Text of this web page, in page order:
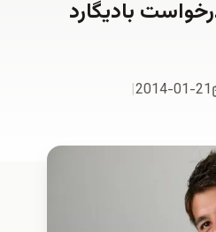
باديگارد
2014-01-21
|